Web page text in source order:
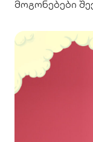
მოგონებები
Card იღებს!
ერთად
თითოეული
მითითებულ
აუცილებელია
sCoolApp-ში.
სამაგიდო